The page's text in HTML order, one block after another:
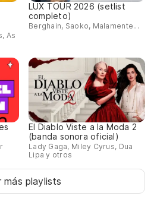
As
LUX TOUR 2026 (setlist
completo)
Berghain, Saoko, Malamente...
El Diablo Viste a la Moda 2
(banda sonora oficial)
Lady Gaga, Miley Cyrus, Dua
Lipa y otros
más playlists